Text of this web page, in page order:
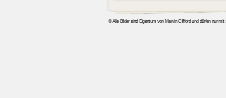
© Alle Bilder sind Eigentum von Marvin Clifford und dürfen nur